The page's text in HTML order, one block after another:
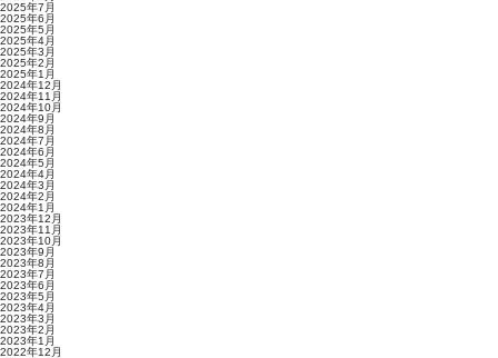
2025年7月
2025年6月
2025年5月
2025年4月
2025年3月
2025年2月
2025年1月
2024年12月
2024年11月
2024年10月
2024年9月
2024年8月
2024年7月
2024年6月
2024年5月
2024年4月
2024年3月
2024年2月
2024年1月
2023年12月
2023年11月
2023年10月
2023年9月
2023年8月
2023年7月
2023年6月
2023年5月
2023年4月
2023年3月
2023年2月
2023年1月
2022年12月